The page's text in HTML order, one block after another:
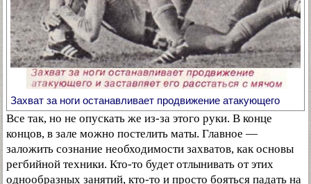
Захват за ноги останавливает продвижение атакующего
Все так, но не опускать же из-за этого руки. В конце
концов, в зале можно постелить маты. Главное —
заложить сознание необходимости захватов, как основы
регбийной техники. Кто-то будет отлынивать от этих
однообразных занятий, кто-то и просто бояться падать на